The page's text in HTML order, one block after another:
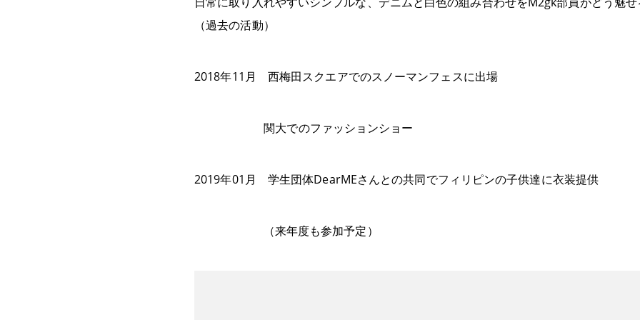
（過去の活動）
2018年11月 西梅田スクエアでのスノーマンフェスに出場
関大でのファッションショー
2019年01月 学生団体DearMEさんとの共同でフィリピンの子供達に衣装提供
（来年度も参加予定）